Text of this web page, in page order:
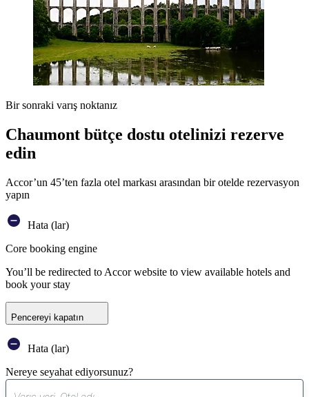
Bir sonraki varış noktanız
Chaumont bütçe dostu otelinizi rezerve
edin
Accor’un 45’ten fazla otel markası arasından bir otelde rezervasyon
yapın
Hata (lar)
Core booking engine
You’ll be redirected to Accor website to view available hotels and
book your stay
Pencereyi kapatın
Hata (lar)
Nereye seyahat ediyorsunuz?